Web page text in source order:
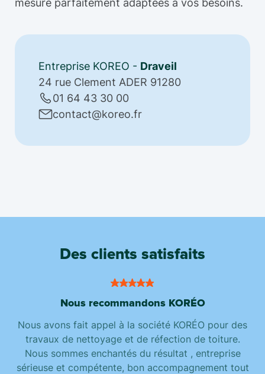
mesure parfaitement adaptées à vos besoins.
Entreprise KOREO - Draveil
24 rue Clement ADER 91280
01 64 43 30 00
contact@koreo.fr
Des clients satisfaits
Nous recommandons KORÉO
Nous avons fait appel à la société KORÉO pour des
travaux de nettoyage et de réfection de toiture.
Nous sommes enchantés du résultat , entreprise
sérieuse et compétente, bon accompagnement tout